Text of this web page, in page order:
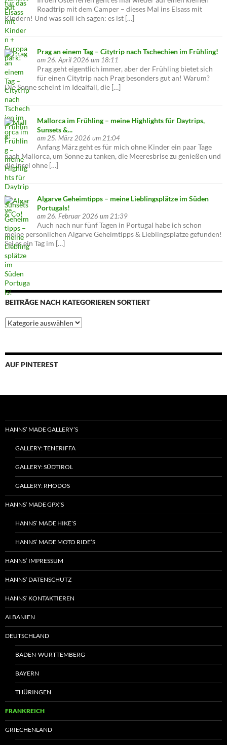
Roadtrip mit dem Camper – dieses Mal ins Elsass mit
Kindern! Und was soll ich sagen: es ist […]
Prag an einem Tag – Citytrip nach Tschechien im Frühling!
am 26. April 2026 um 18:11
Prag geht eigentlich immer, aber der Frühling bietet sich
für einen Citytrip nach Prag besonders gut an! Warum?
Die Sonne scheint im Idealfall, die […]
Mallorca im Frühling – meine Highlights für Daytrips,
Sunsets &...
am 25. März 2026 um 21:04
Anfang März geht es für mich ohne Kinder ein paar Tage
nach Mallorca, um Sonne zu tanken, die Meeresbrise zu genießen und
die Insel ohne […]
Algarve Geheimtipps – meine Lieblingsplätze im Süden
Portugals!
am 26. Februar 2026 um 21:39
Auch nach nur fünf Tagen in Portugal habe ich schon
meine persönlichen Algarve Geheimtipps & Lieblingsplätze gefunden!
Sei es ein Tag im […]
BEITRÄGE NACH KATEGORIEREN SORTIERT
Beiträge
nach
AUF PINTEREST
HANNS’ MADE GALLERY’S
GALLERY: TENERIFFA
GALLERY: SÜDTIROL
GALLERY: RHODOS
HANNS‘ MADE GPX’S
HANNS’ MADE HIKE’S
HANNS’ MADE MOTO RIDE’S
HANNS‘ IMPRESSUM
HANNS‘ DATENSCHUTZ
HANNS‘ KONTAKTIEREN
ALBANIEN
DEUTSCHLAND
BADEN-WÜRTTEMBERG
BAYERN
THÜRINGEN
FRANKREICH
GRIECHENLAND